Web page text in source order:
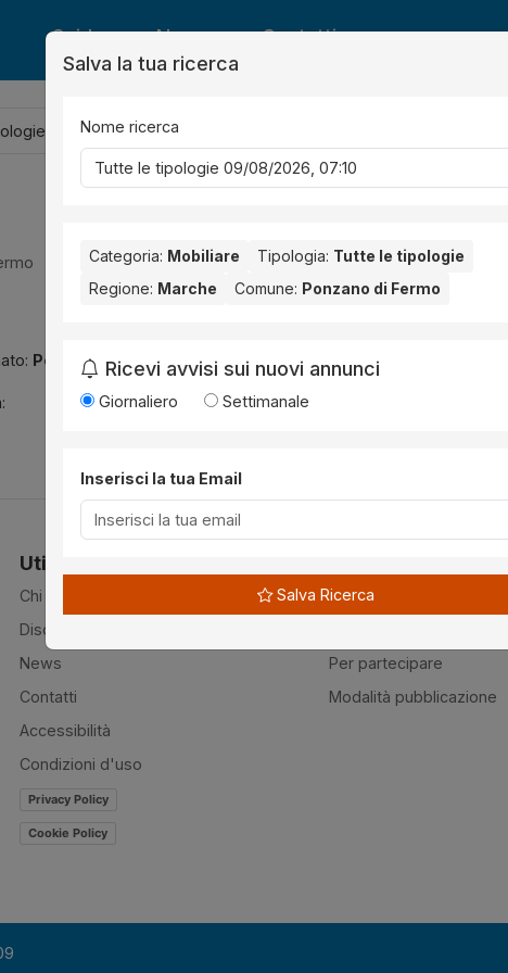
Guide News Contatti
Ponzano di Fermo . Nessun risultato per la Provincia selezionata:
Utilità
Chi siamo
Disclaimer
News
Contatti
Accessibilità
Condizioni d'uso
Privacy Policy
Cookie Policy
Normativa
Per partecipare
Modalità pubblicazione
Salva la tua ricerca
Nome ricerca
Categoria: Mobiliare Tipologia: Tutte le tipologie
Regione: Marche Comune: Ponzano di Fermo
Ricevi avvisi sui nuovi annunci
Giornaliero Settimanale
Inserisci la tua Email
Salva Ricerca